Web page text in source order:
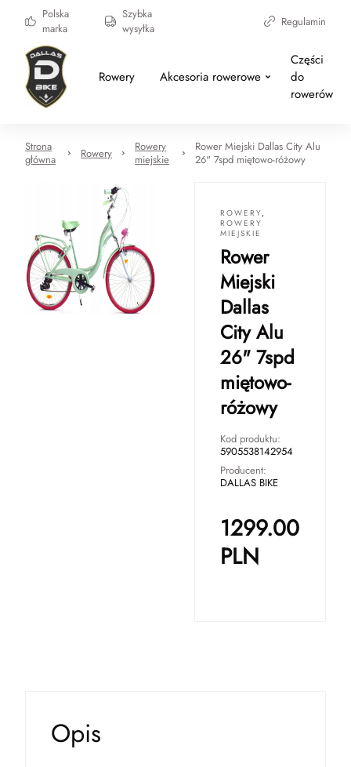
Polska
marka
Szybka
wysyłka
Regulamin
Rowery Akcesoria rowerowe
Części
do
rowerów
Strona
główna
Rowery
Rowery
miejskie
Rower Miejski Dallas City Alu
26" 7spd miętowo-różowy
ROWERY,
ROWERY
MIEJSKIE
Rower
Miejski
Dallas
City Alu
26" 7spd
miętowo-
różowy
Kod produktu:
5905538142954
Producent:
DALLAS BIKE
1299.00
PLN
Opis